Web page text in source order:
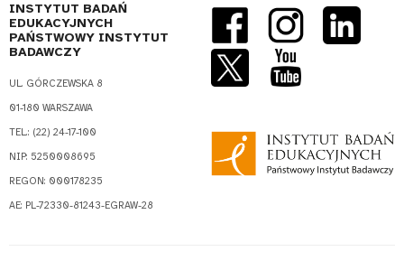
INSTYTUT BADAŃ
EDUKACYJNYCH
PAŃSTWOWY INSTYTUT
BADAWCZY
UL. GÓRCZEWSKA 8
01-180 WARSZAWA
TEL.: (22) 24-17-100
NIP: 5250008695
REGON: 000178235
AE: PL-72330-81243-EGRAW-28